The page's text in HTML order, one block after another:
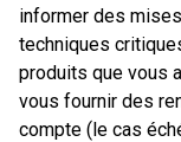
informer des
techniques
produits que vous
vous fournir des
compte (le cas